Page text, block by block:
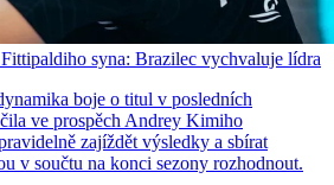
syna: Brazilec vychvaluje lídra
boje o titul v posledních
ve prospěch Andrey Kimiho
zajíždět výsledky a sbírat
v součtu na konci sezony rozhodnout.